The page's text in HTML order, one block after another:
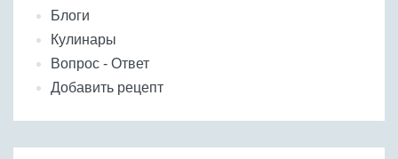
Блоги
Кулинары
Вопрос - Ответ
Добавить рецепт